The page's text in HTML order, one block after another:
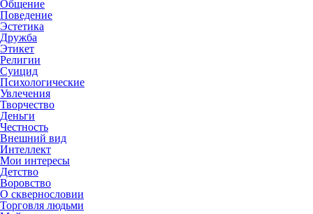
Общение
Поведение
Эстетика
Дружба
Этикет
Религии
Суицид
Психологические
Увлечения
Творчество
Деньги
Честность
Внешний вид
Интеллект
Мои интересы
Детство
Воровство
О сквернословии
Торговля людьми